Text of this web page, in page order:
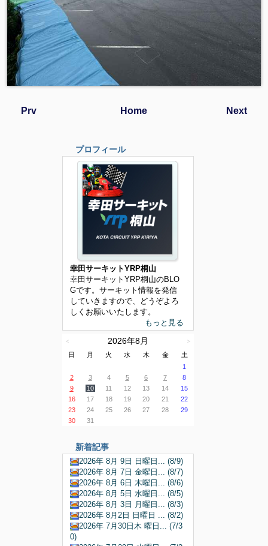
Prv Next
Home
プロフィール
幸田サーキットYRP桐山
幸田サーキットYRP桐山のBLO
Gです。サーキット情報を発信
していきますので、どうぞよろ
しくお願いいたします。
もっと見る
＜ 2026年8月
＞
日
月 火 水 木 金
土
1
2
3 4 5 6 7
8
9
10 11 12 13 14
15
16
17 18 19 20 21
22
23
24 25 26 27 28
29
30
31
新着記事
2026年 8月 9日 日曜日... (8/9)
2026年 8月 7日 金曜日... (8/7)
2026年 8月 6日 木曜日... (8/6)
2026年 8月 5日 水曜日... (8/5)
2026年 8月 3日 月曜日... (8/3)
2026年 8月2日 日曜日 ... (8/2)
2026年 7月30日木 曜日... (7/3
0)